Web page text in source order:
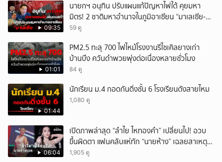
09:35
นายกฯ อนุทิน ปรับแผนแก้ปัญหาไฟใต้ คุยมหา
มิตร! 2 ชาติมหาอำนาจในภูมิอาเซียน “มาเลเซีย-
อินโดนีเซีย”
59 ดู
01:01
PM2.5 ทะลุ 700 ไฟไหม้โรงงานรีไซเคิลยางเก่า
บ้านบึง ควันดำพวยพุ่งต่อเนื่องหลายชั่วโมง
84 ดู
01:44
นักเรียน ม.4 กอดกันดิ่งชั้น 6 โรงเรียนดังสายไหม
1,080 ดู
06:04
เปิดภาพล่าสุด “ลำไย ไหทองคำ” เปลี่ยนไป! อวบ
ขึ้นผิดตา แฟนคลับแห่ทัก “นายห้าง” เฉลยสาเหตุ
ชัด!
1,905 ดู